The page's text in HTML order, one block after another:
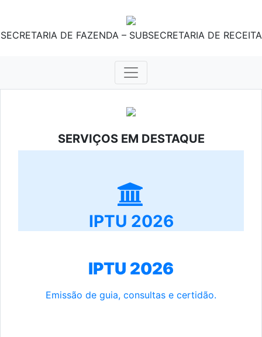
SECRETARIA DE FAZENDA – SUBSECRETARIA DE RECEITA
SERVIÇOS EM DESTAQUE
IPTU 2026
IPTU 2026
Emissão de guia, consultas e certidão.